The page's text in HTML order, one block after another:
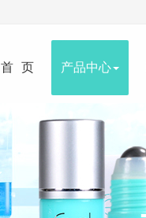
首页 产品中心